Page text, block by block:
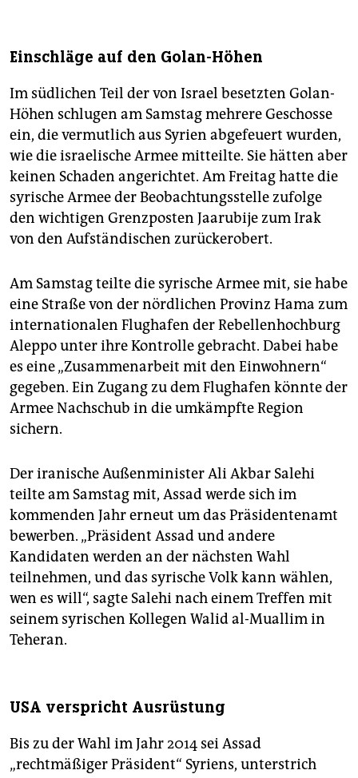
Einschläge auf den Golan-Höhen
Im südlichen Teil der von Israel besetzten Golan-
Höhen schlugen am Samstag mehrere Geschosse
ein, die vermutlich aus Syrien abgefeuert wurden,
wie die israelische Armee mitteilte. Sie hätten aber
keinen Schaden angerichtet. Am Freitag hatte die
syrische Armee der Beobachtungsstelle zufolge
den wichtigen Grenzposten Jaarubije zum Irak
von den Aufständischen zurückerobert.
Am Samstag teilte die syrische Armee mit, sie habe
eine Straße von der nördlichen Provinz Hama zum
internationalen Flughafen der Rebellenhochburg
Aleppo unter ihre Kontrolle gebracht. Dabei habe
es eine „Zusammenarbeit mit den Einwohnern“
gegeben. Ein Zugang zu dem Flughafen könnte der
Armee Nachschub in die umkämpfte Region
sichern.
Der iranische Außenminister Ali Akbar Salehi
teilte am Samstag mit, Assad werde sich im
kommenden Jahr erneut um das Präsidentenamt
bewerben. „Präsident Assad und andere
Kandidaten werden an der nächsten Wahl
teilnehmen, und das syrische Volk kann wählen,
wen es will“, sagte Salehi nach einem Treffen mit
seinem syrischen Kollegen Walid al-Muallim in
Teheran.
USA verspricht Ausrüstung
Bis zu der Wahl im Jahr 2014 sei Assad
„rechtmäßiger Präsident“ Syriens, unterstrich